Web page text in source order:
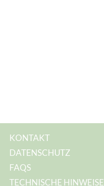
KONTAKT
DATENSCHUTZ
FAQS
TECHNISCHE HINWEISE